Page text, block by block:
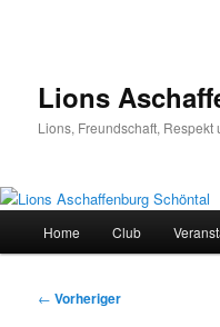
Lions
Lions, Freundschaft,
Home Club
Beitragsnavigation
← Vorheriger